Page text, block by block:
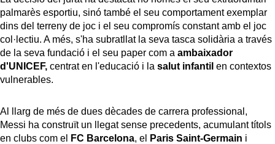
palmarès esportiu, sinó també el seu comportament exemplar
dins del terreny de joc i el seu compromís constant amb el joc
col·lectiu. A més, s'ha subratllat la seva tasca solidària a través
de la seva fundació i el seu paper com a ambaixador
d'UNICEF, centrat en l'educació i la salut infantil en contextos
vulnerables.
Al llarg de més de dues dècades de carrera professional,
Messi ha construït un llegat sense precedents, acumulant títols
en clubs com el
FC Barcelona, el Paris Saint-Germain i